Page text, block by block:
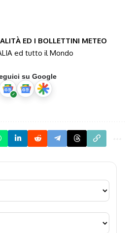
ED I BOLLETTINI METEO
ed tutto il Mondo
su Google